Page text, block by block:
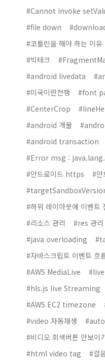
#Cannot invoke
#file down
#코틀린을 해야 하는 이유
#빅테크
#android livedata
#미국이란전쟁
#font
#CenterCrop
#android 개꿀
#android transaction
#Error msg :
#안드로이드 https
#
#하위 레이아웃에 이벤트
#리소스 관리
#res 관리
#java overloading
#자바스크립트 이벤트 흐
#AWS MediaLive
#hls.js live Streaming
#AWS EC2 timezone
#video 자동재생
#비디오 회색버튼 안보이
#html video tag
#걸